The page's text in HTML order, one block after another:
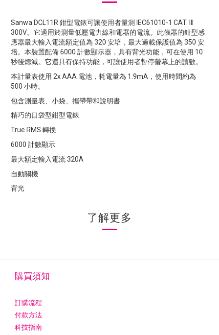
Sanwa DCL11R 鉗型電錶可讓使用者量測 IEC61010-1 CAT. III
300V。它適用於測量低壓電力線和電器的電流。此儀器的鉗型感
應器最大輸入電流額定值為 320 安培，最大過載保護值為 350 安
培。本裝置配備 6000 計數顯示器，具有背光功能，可在使用 10
秒後熄滅。它還具有保持功能，可讓使用者暫停螢幕上的讀數。
本計量表使用 2x AAA 電池，耗電量為 1.9mA，使用時間約為
500 小時。
包含測量表、小袋、攜帶帶和說明書
精巧的口袋型鉗型電錶
True RMS 轉換
6000 計數顯示
最大額定輸入電流 320A
自動關機
背光
了解更多
購買須知
訂購流程
付款方法
科技指南